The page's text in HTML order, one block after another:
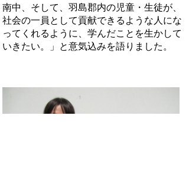
南中、そして、羽島郡内の児童・生徒が、
社会の一員として貢献できるような人にな
ってくれるように、学んだことを生かして
いきたい。」と意気込みを語りました。